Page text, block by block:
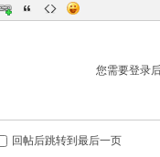
您需要登录
回帖后跳转到最后一页